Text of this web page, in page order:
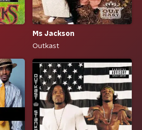
Ms Jackson
Outkast